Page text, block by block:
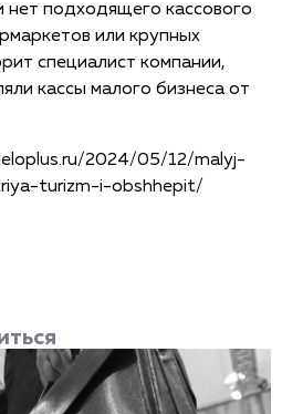
нет подходящего кассового
или крупных
специалист компании,
кассы малого бизнеса от
2024/05/12/malyj-
turizm-i-obshhepit/